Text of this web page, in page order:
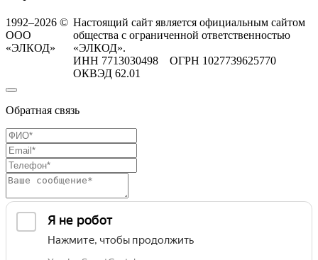
1992–2026 ©
ООО
«ЭЛКОД»
Настоящий сайт является официальным сайтом
общества с ограниченной ответственностью
«ЭЛКОД».
ИНН 7713030498 ОГРН 1027739625770
ОКВЭД 62.01
Обратная связь